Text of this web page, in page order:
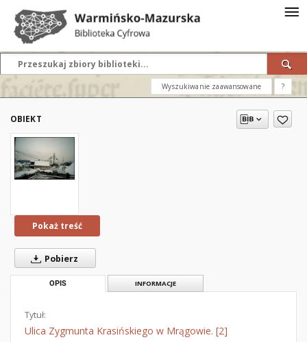
Wyszukiwanie zaawansowane ?
OBIEKT
Pokaż treść
Pobierz
OPIS INFORMACJE
Tytuł:
Ulica Zygmunta Krasińskiego w Mrągowie. [2]